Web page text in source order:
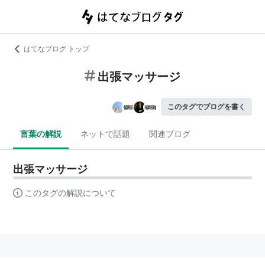
はてなブログ トップ
出張マッサージ
このタグでブログを書く
言葉の解説 ネットで話題 関連ブログ
出張マッサージ
このタグの解説について